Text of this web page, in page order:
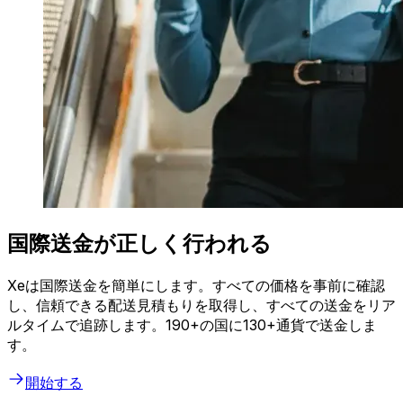
国際送金が正しく行われる
Xeは国際送金を簡単にします。すべての価格を事前に確認
し、信頼できる配送見積もりを取得し、すべての送金をリア
ルタイムで追跡します。190+の国に130+通貨で送金しま
す。
開始する